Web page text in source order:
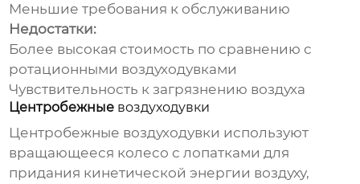
Меньшие требования к обслуживанию
Недостатки:
Более высокая стоимость по сравнению с
ротационными воздуходувками
Чувствительность к загрязнению воздуха
Центробежные воздуходувки
Центробежные воздуходувки используют
вращающееся колесо с лопатками для
придания кинетической энергии воздуху,